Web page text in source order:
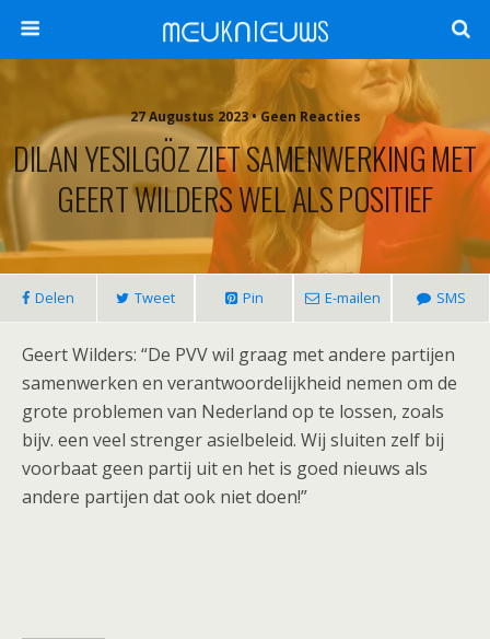
ᗰᕮᑌKᑎIᕮᑌᗯS
27 Augustus 2023 •Geen Reacties
DILAN YESILGÖZ ZIET SAMENWERKING MET
GEERT WILDERS WEL ALS POSITIEF
Delen Tweet Pin E-mailen SMS
Geert Wilders: “De PVV wil graag met andere partijen
samenwerken en verantwoordelijkheid nemen om de
grote problemen van Nederland op te lossen, zoals
bijv. een veel strenger asielbeleid. Wij sluiten zelf bij
voorbaat geen partij uit en het is goed nieuws als
andere partijen dat ook niet doen!”